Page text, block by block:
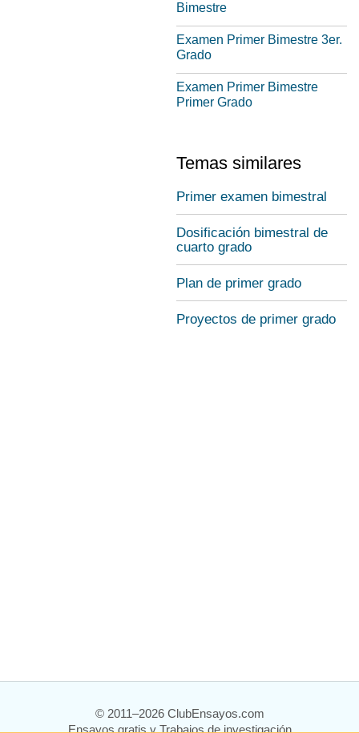
Bimestre
Examen Primer Bimestre 3er.
Grado
Examen Primer Bimestre
Primer Grado
Temas similares
Primer examen bimestral
Dosificación bimestral de
cuarto grado
Plan de primer grado
Proyectos de primer grado
© 2011–2026 ClubEnsayos.com
Ensayos gratis y Trabajos de investigación